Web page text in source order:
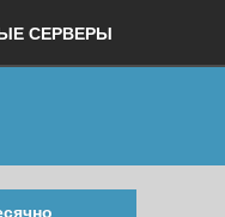
СЕРВЕРЫ